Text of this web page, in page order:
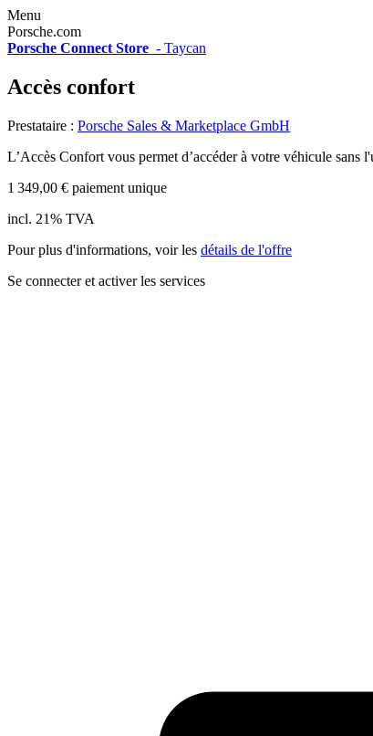
Menu
Porsche.com
Porsche Connect Store - Taycan
Accès confort
Prestataire : Porsche Sales & Marketplace GmbH
L’Accès Confort vous permet d’accéder à votre véhicule sans
1 349,00 € paiement unique
incl. 21% TVA
Pour plus d'informations, voir les détails de l'offre
Se connecter et activer les services